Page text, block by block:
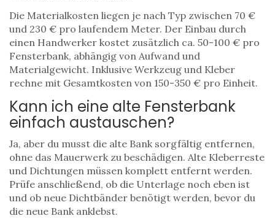
Die Materialkosten liegen je nach Typ zwischen 70 €
und 230 € pro laufendem Meter. Der Einbau durch
einen Handwerker kostet zusätzlich ca. 50-100 € pro
Fensterbank, abhängig von Aufwand und
Materialgewicht. Inklusive Werkzeug und Kleber
rechne mit Gesamtkosten von 150-350 € pro Einheit.
Kann ich eine alte Fensterbank
einfach austauschen?
Ja, aber du musst die alte Bank sorgfältig entfernen,
ohne das Mauerwerk zu beschädigen. Alte Kleberreste
und Dichtungen müssen komplett entfernt werden.
Prüfe anschließend, ob die Unterlage noch eben ist
und ob neue Dichtbänder benötigt werden, bevor du
die neue Bank anklebst.